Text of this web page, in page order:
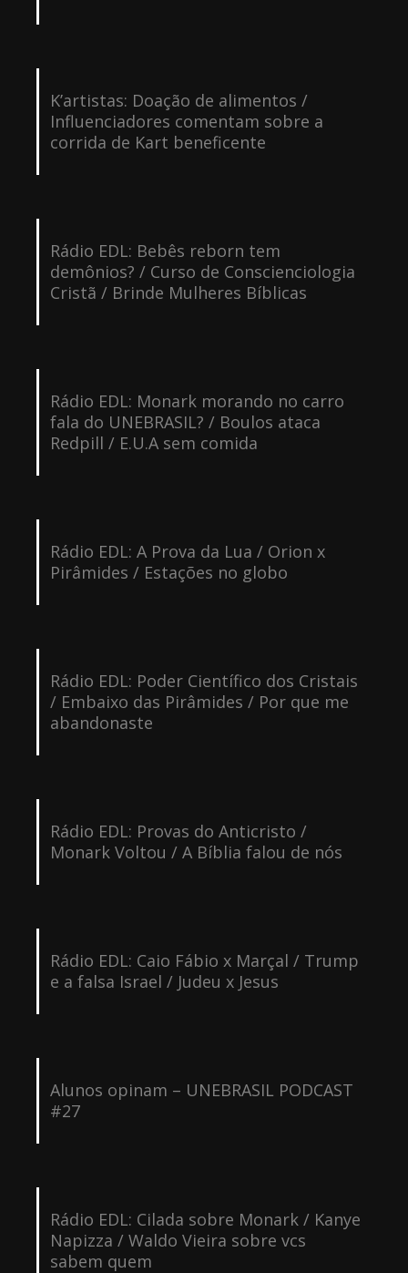
K’artistas: Doação de alimentos /
Influenciadores comentam sobre a
corrida de Kart beneficente
Rádio EDL: Bebês reborn tem
demônios? / Curso de Conscienciologia
Cristã / Brinde Mulheres Bíblicas
Rádio EDL: Monark morando no carro
fala do UNEBRASIL? / Boulos ataca
Redpill / E.U.A sem comida
Rádio EDL: A Prova da Lua / Orion x
Pirâmides / Estações no globo
Rádio EDL: Poder Científico dos Cristais
/ Embaixo das Pirâmides / Por que me
abandonaste
Rádio EDL: Provas do Anticristo /
Monark Voltou / A Bíblia falou de nós
Rádio EDL: Caio Fábio x Marçal / Trump
e a falsa Israel / Judeu x Jesus
Alunos opinam – UNEBRASIL PODCAST
#27
Rádio EDL: Cilada sobre Monark / Kanye
Napizza / Waldo Vieira sobre vcs
sabem quem